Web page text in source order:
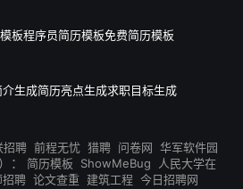
板程序员简历模板免费简历模板
生成简历亮点生成求职目标生成
招聘 前程无忧 猎聘 问卷网 华军软件园
： 简历模板 ShowMeBug
人民大学在
招聘 论文查重 建筑工程 今日招聘网